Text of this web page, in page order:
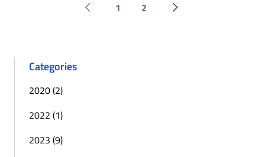
Pagina precedente
1 2 Next »
Categories
2020 (2)
2022 (1)
2023 (9)